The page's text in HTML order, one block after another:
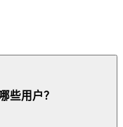
些用户？